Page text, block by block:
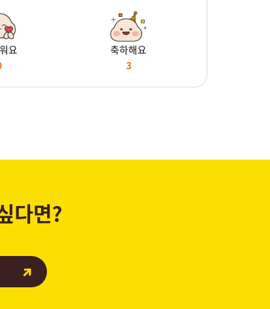
요
축하해요
3
다면?